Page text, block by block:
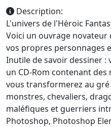
Description:
L'univers de l'Héroic
Voici un ouvrage
vos propres personnages
Inutile de savoir dessiner :
un CD-Rom contenant
vous transformerez au gré
monstres, chevaliers,
maléfiques et guerriers
Photoshop, Photoshop